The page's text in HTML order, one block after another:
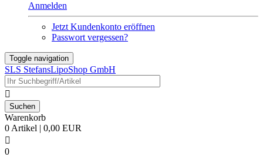
Anmelden
Jetzt Kundenkonto eröffnen
Passwort vergessen?
Toggle navigation
SLS StefansLipoShop GmbH

Warenkorb
0 Artikel | 0,00 EUR

0